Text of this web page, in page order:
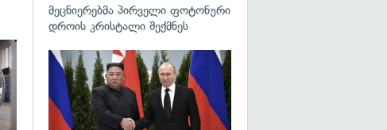
მეცნიერებმა პირველი ფოტონური
დროის კრისტალი შექმნეს